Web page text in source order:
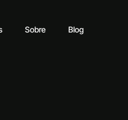
Sobre Blog